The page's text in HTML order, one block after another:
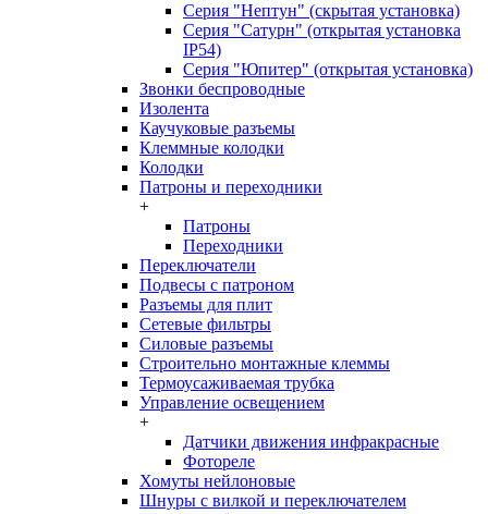
Серия "Нептун" (скрытая установка)
Серия "Сатурн" (открытая установка
IP54)
Серия "Юпитер" (открытая установка)
Звонки беспроводные
Изолента
Каучуковые разъемы
Клеммные колодки
Колодки
Патроны и переходники
+
Патроны
Переходники
Переключатели
Подвесы с патроном
Разъемы для плит
Сетевые фильтры
Силовые разъемы
Строительно монтажные клеммы
Термоусаживаемая трубка
Управление освещением
+
Датчики движения инфракрасные
Фотореле
Хомуты нейлоновые
Шнуры с вилкой и переключателем